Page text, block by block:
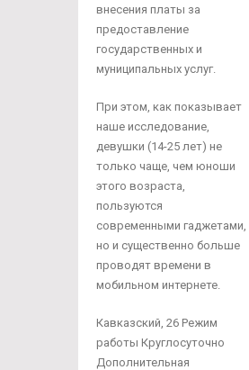
внесения платы за
предоставление
государственных и
муниципальных услуг.
При этом, как показывает
наше исследование,
девушки (14-25 лет) не
только чаще, чем юноши
этого возраста,
пользуются
современными гаджетами,
но и существенно больше
проводят времени в
мобильном интернете.
Кавказский, 26 Режим
работы Круглосуточно
Дополнительная